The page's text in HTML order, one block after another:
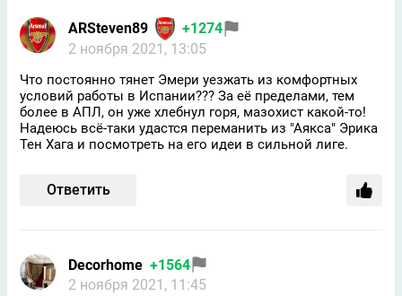
ARSteven89
+1274
2 ноября 2021, 13:05
Что постоянно тянет Эмери уезжать из комфортных
условий работы в Испании??? За её пределами, тем
более в АПЛ, он уже хлебнул горя, мазохист какой-то!
Надеюсь всё-таки удастся переманить из "Аякса" Эрика
Тен Хага и посмотреть на его идеи в сильной лиге.
Ответить
Decorhome +1564
2 ноября 2021, 11:45